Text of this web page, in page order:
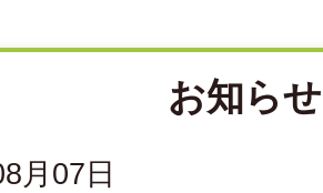
お知らせ
月07日